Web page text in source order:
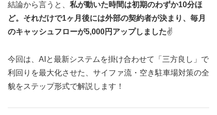
結論から言うと、 私が動いた時間は初期のわずか10分ほ
ど。それだけで1ヶ月後には外部の契約者が決まり、毎月
のキャッシュフローが5,000円アップしました✌
今回は、AIと最新システムを掛け合わせて「三方良し」で
利回りを最大化させた、サイファ流・空き駐車場対策の全
貌をステップ形式で解説します！